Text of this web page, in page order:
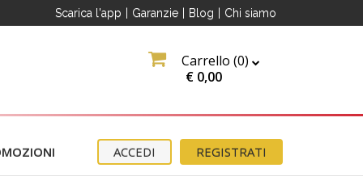
Scarica l'app Garanzie Blog Chi siamo
Carrello (0)
€ 0,00
REGISTRATI
ACCEDI